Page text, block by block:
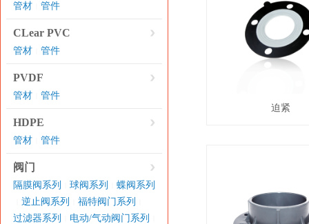
管材 管件
CLear PVC
管材 管件
PVDF
管材 管件
HDPE
管材 管件
阀门
隔膜阀系列 球阀系列 蝶阀系列
逆止阀系列 福特阀门系列
过滤器系列 电动/气动阀门系列
迫紧